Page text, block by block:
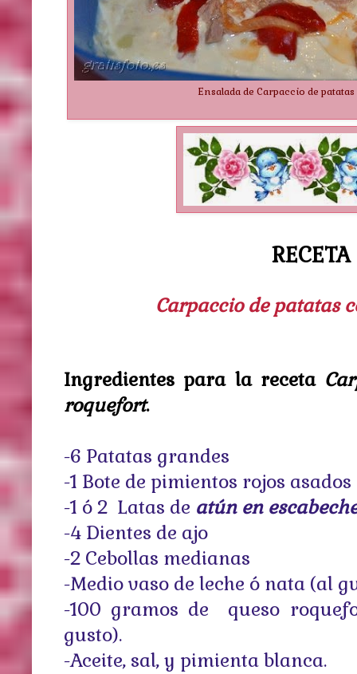
Ensalada de Carpaccio de
RECETA
Carpaccio de patatas
Ingredientes para la receta
roquefort.
-6 Patatas grandes
-1 Bote de pimientos rojos asados
-1 ó 2 Latas de atún en
-4 Dientes de ajo
-2 Cebollas medianas
-Medio vaso de leche ó nata (al
-100 gramos de queso
gusto).
-Aceite, sal, y pimienta blanca.